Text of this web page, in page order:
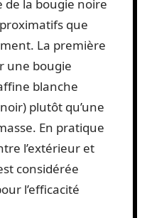
de la bougie noire
que
La première
une bougie
blanche
plutôt qu’une
En pratique
l’extérieur et
considérée
l’efficacité